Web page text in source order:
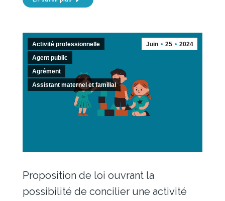
Juin 25 2024
Activité professionnelle
Agent public
Agrément
Assistant maternel et familial
Proposition de loi ouvrant la
possibilité de concilier une activité